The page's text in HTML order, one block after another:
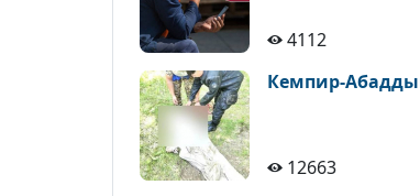
4112
Кемпир-
12663